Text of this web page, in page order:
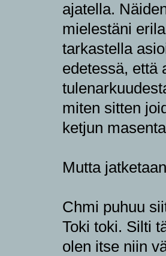
ajatella.
mielestäni
tarkastella
edetessä, että
miten sitten
ketjun
Mutta
Chmi puhuu
Toki toki. Silti
olen itse niin